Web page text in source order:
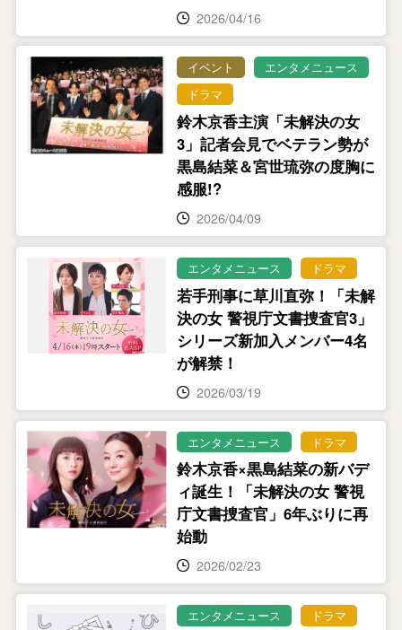
2026/04/16
イベント
エンタメニュース
ドラマ
鈴木京香主演「未解決の女
3」記者会見でベテラン勢が
黒島結菜＆宮世琉弥の度胸に
感服!?
2026/04/09
エンタメニュース ドラマ
若手刑事に草川直弥！「未解
決の女 警視庁文書捜査官3」
シリーズ新加入メンバー4名
が解禁！
2026/03/19
エンタメニュース ドラマ
鈴木京香×黒島結菜の新バデ
ィ誕生！「未解決の女 警視
庁文書捜査官」6年ぶりに再
始動
2026/02/23
エンタメニュース ドラマ